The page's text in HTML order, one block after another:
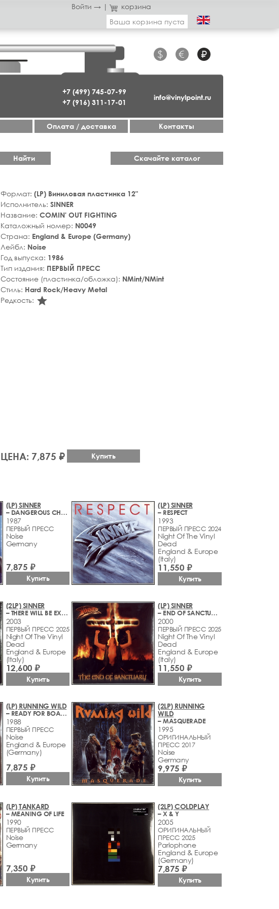
Войти → |
корзина
Ваша корзина пуста
+7 (499) 745-07-99
+7 (916) 311-17-01
$ € ₽
info@vinylpoint.ru
Оплата / доставка Контакты
Найти Скачайте каталог
Формат: (LP) Виниловая пластинка 12"
Исполнитель: SINNER
Название: COMIN' OUT FIGHTING
Каталожный номер: N0049
Страна: England & Europe (Germany)
Лейбл: Noise
Год выпуска: 1986
Тип издания: ПЕРВЫЙ ПРЕСС
Состояние (пластинка/обложка): NMint/NMint
Стиль: Hard Rock/Heavy Metal
Редкость: star_rate
ЦЕНА: 7,875 ₽ Купить
(LP) SINNER
– DANGEROUS CHARM
1987
ПЕРВЫЙ ПРЕСС
Noise
Germany
7,875 ₽
Купить
(LP) SINNER
– RESPECT
1993
ПЕРВЫЙ ПРЕСС 2024
Night Of The Vinyl
Dead
England & Europe
(Italy)
11,550 ₽
Купить
(2LP) SINNER
– THERE WILL BE EXECUTION
2003
ПЕРВЫЙ ПРЕСС 2025
Night Of The Vinyl
Dead
England & Europe
(Italy)
12,600 ₽
Купить
(LP) SINNER
– END OF SANCTUARY
2000
ПЕРВЫЙ ПРЕСС 2025
Night Of The Vinyl
Dead
England & Europe
(Italy)
11,550 ₽
Купить
(LP) RUNNING WILD
– READY FOR BOARDING
1988
ПЕРВЫЙ ПРЕСС
Noise
England & Europe
(Germany)
7,875 ₽
Купить
(2LP) RUNNING
WILD
– MASQUERADE
1995
ОРИГИНАЛЬНЫЙ
ПРЕСС 2017
Noise
Germany
9,975 ₽
Купить
(LP) TANKARD
– MEANING OF LIFE
1990
ПЕРВЫЙ ПРЕСС
Noise
Germany
7,350 ₽
Купить
(2LP) COLDPLAY
– X & Y
2005
ОРИГИНАЛЬНЫЙ
ПРЕСС 2025
Parlophone
England & Europe
(Germany)
7,875 ₽
Купить